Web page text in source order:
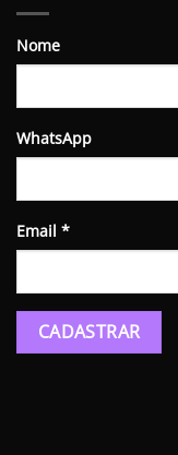
Nome
WhatsApp
Email *